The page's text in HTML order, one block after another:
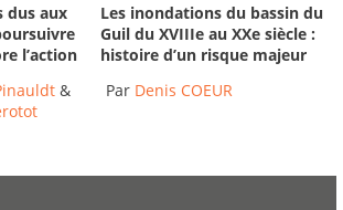
dus aux
l’action
&
Les inondations du bassin du
Guil du XVIIIe au XXe siècle :
histoire d’un risque majeur
Par Denis COEUR